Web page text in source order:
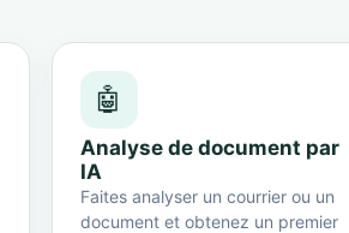
🤖
Analyse de document par
IA
Faites analyser un courrier ou un
document et obtenez un premier